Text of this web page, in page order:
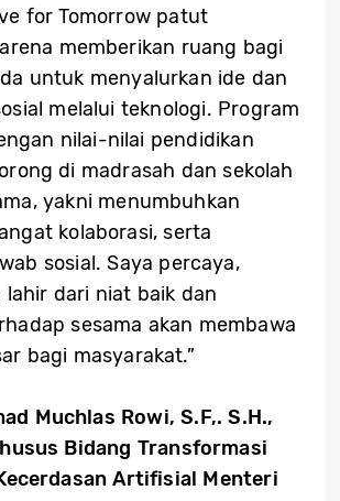
for Tomorrow patut
memberikan ruang bagi
untuk menyalurkan ide dan
melalui teknologi. Program
nilai-nilai pendidikan
di madrasah dan sekolah
yakni menumbuhkan
kolaborasi, serta
sosial. Saya percaya,
lahir dari niat baik dan
sesama akan membawa
bagi masyarakat.”
Muchlas Rowi, S.F,. S.H.,
Bidang Transformasi
Artifisial Menteri